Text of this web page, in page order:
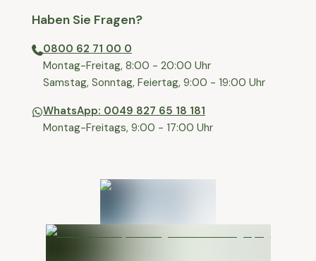
Haben Sie Fragen?
0800 62 71 00 0
⁠⁠Montag-Freitag, 8:00 - 20:00 Uhr
⁠Samstag, Sonntag, Feiertag, 9:00 - 19:00 Uhr
WhatsApp: 0049 827 65 18 181
Montag-Freitags, 9:00 - 17:00 Uhr